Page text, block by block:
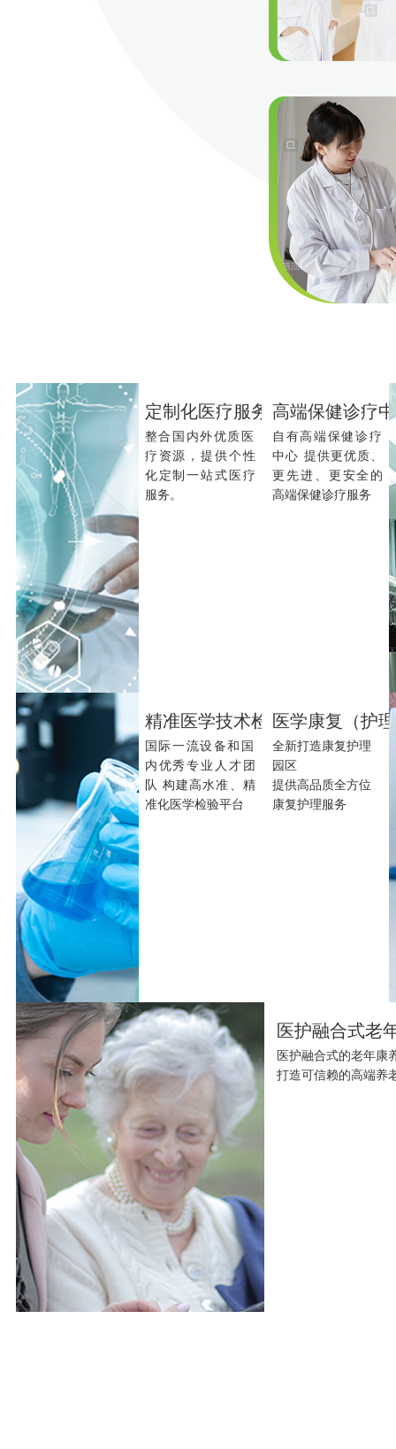
定制化医疗服务
整合国内外优质医
疗资源，提供个性
化定制一站式医疗
服务。
高端保健诊疗
自有高端保健诊疗
中心 提供更优质、
更先进、更安全的
高端保健诊疗服务
精准医学技术检验
国际一流设备和国
内优秀专业人才团
队 构建高水准、精
准化医学检验平台
医学康复（护
全新打造康复护理
园区
提供高品质全方位
医护融合式老
医护融合式的老年康